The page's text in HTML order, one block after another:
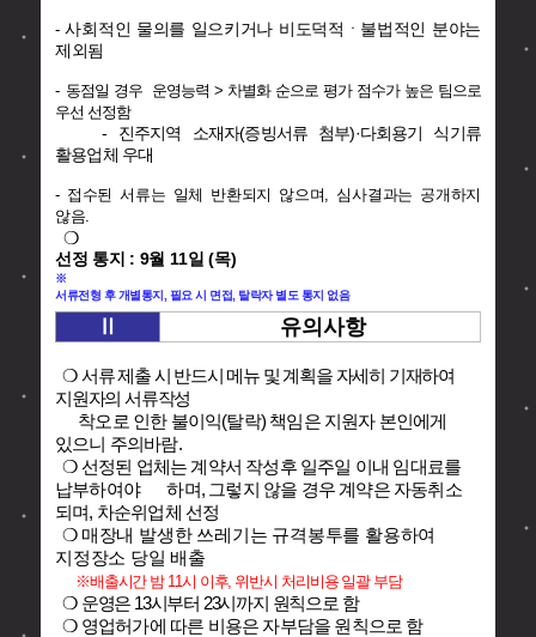
-사회적인 물의를 일으키거나 비도덕적ㆍ불법적인 분야는
제외됨
- 동점일 경우
운영능력 > 차별화 순으로 평가 점수가 높은 팀으로
우선 선정함
- 진주지역 소재자(증빙서류 첨부)·다회용기 식기류
활용업체 우대
- 접수된 서류는 일체 반환되지 않으며, 심사결과는 공개하지
않음.
❍
선정 통지 : 9월 11일 (목)
※
서류전형 후 개별통지, 필요 시 면접, 탈락자 별도 통지 없음
유의사항
❍서류 제출 시 반드시 메뉴 및 계획을 자세히 기재하여
지원자의 서류작성
착오로 인한 불이익(탈락) 책임은 지원자 본인에게
있으니 주의바람.
❍ 선정된 업체는 계약서 작성후 일주일 이내 임대료를
납부하여야
하며, 그렇지 않을 경우 계약은 자동취소
되며, 차순위업체 선정
❍매장내 발생한 쓰레기는 규격봉투를 활용하여
지정장소 당일 배출
※배출시간 밤 11시 이후, 위반시 처리비용 일괄 부담
❍ 운영은 13시부터 23시까지 원칙으로 함
❍ 영업허가에 따른 비용은 자부담을 원칙으로 함